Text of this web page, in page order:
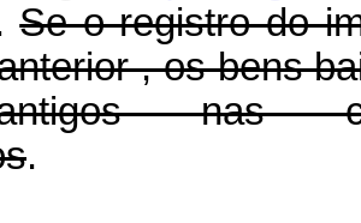
Se o registro do
, os bens
nas